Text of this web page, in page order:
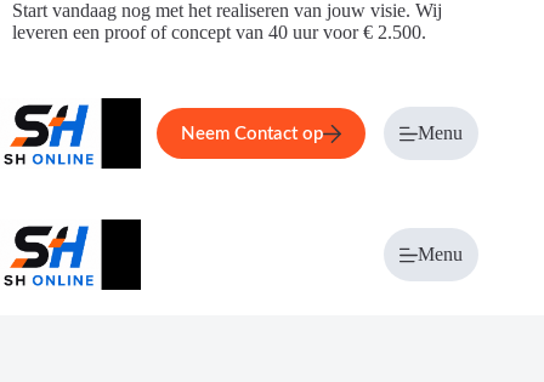
Ga
naar
Start vandaag nog met het realiseren van jouw visie. Wij
leveren een proof of concept van 40 uur voor € 2.500.
Home Service Over ons
Neem Contact op Menu
Menu